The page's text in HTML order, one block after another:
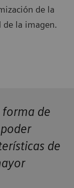
de la
de la imagen.
de
de